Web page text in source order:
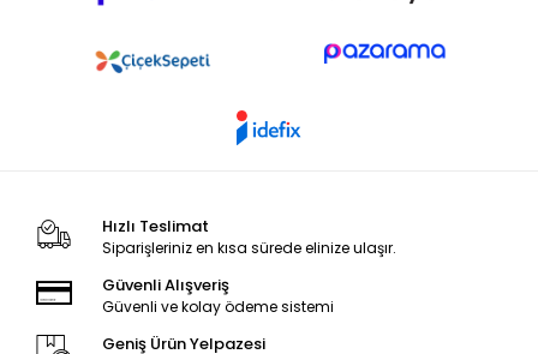
Hızlı Teslimat
Siparişleriniz en kısa sürede elinize ulaşır.
Güvenli Alışveriş
Güvenli ve kolay ödeme sistemi
Geniş Ürün Yelpazesi